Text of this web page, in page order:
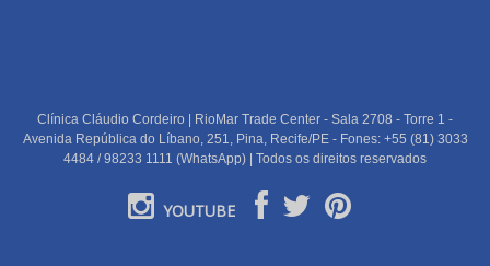
Clínica Cláudio Cordeiro | RioMar Trade Center - Sala 2708 - Torre 1 -
Avenida República do Líbano, 251, Pina, Recife/PE - Fones: +55 (81) 3033
4484 / 98233 1111 (WhatsApp) | Todos os direitos reservados
YOUTUBE